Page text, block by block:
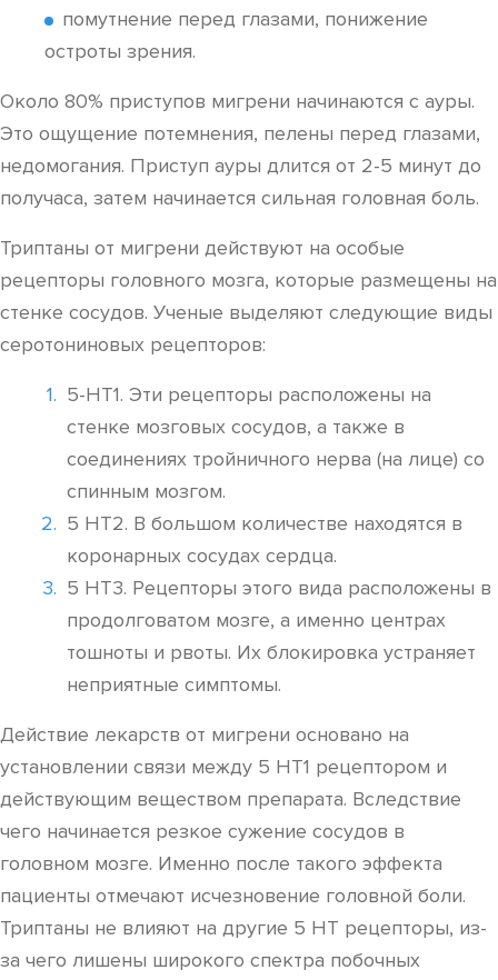
помутнение перед глазами, понижение
остроты зрения.
Около 80% приступов мигрени начинаются с ауры.
Это ощущение потемнения, пелены перед глазами,
недомогания. Приступ ауры длится от 2-5 минут до
получаса, затем начинается сильная головная боль.
Триптаны от мигрени действуют на особые
рецепторы головного мозга, которые размещены на
стенке сосудов. Ученые выделяют следующие виды
серотониновых рецепторов:
5-НТ1. Эти рецепторы расположены на
стенке мозговых сосудов, а также в
соединениях тройничного нерва (на лице) со
спинным мозгом.
5 НТ2. В большом количестве находятся в
коронарных сосудах сердца.
5 НТ3. Рецепторы этого вида расположены в
продолговатом мозге, а именно центрах
тошноты и рвоты. Их блокировка устраняет
неприятные симптомы.
Действие лекарств от мигрени основано на
установлении связи между 5 НТ1 рецептором и
действующим веществом препарата. Вследствие
чего начинается резкое сужение сосудов в
головном мозге. Именно после такого эффекта
пациенты отмечают исчезновение головной боли.
Триптаны не влияют на другие 5 НТ рецепторы, из-
за чего лишены широкого спектра побочных